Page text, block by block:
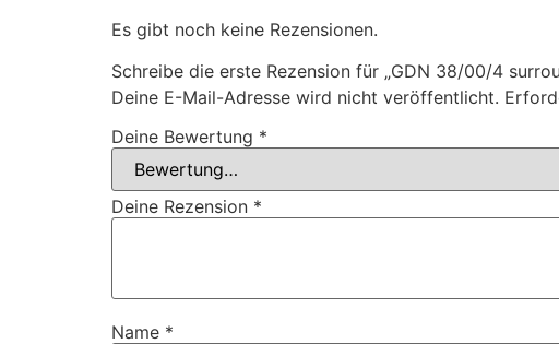
Es gibt noch keine Rezensionen.
Schreibe die erste Rezension für „GDN 38/00/4
Deine E-Mail-Adresse wird nicht veröffentlicht.
Deine Bewertung *
Deine Rezension *
Name *